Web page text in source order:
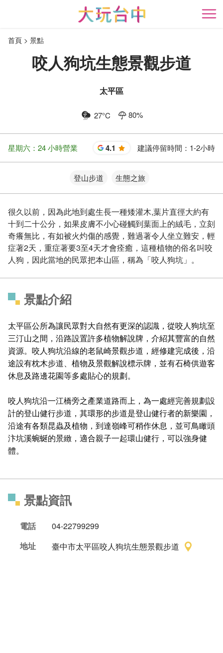
開
首頁 景點
咬人狗坑生態景觀步道
太平區
27°C 80%
星期六：24 小時營業 4.1 星 建議停留時間： 1-2小時
登山步道 生態之旅
很久以前，因為此地到處生長一種矮灌木,葉片直徑大約有
十到二十公分，如果皮膚不小心碰觸到葉面上的絨毛，立刻
奇癢無比，有如被火灼傷的感覺，難過著令人坐立難安，輕
症著2天，重症著要3至4天才會痊癒，這種植物的俗名叫咬
人狗，因此當地的民眾把本山區，稱為「咬人狗坑」。
景點介紹
太平區公所為讓民眾對大自然有更深的認識，從咬人狗坑至
三汀山之間，沿路設置許多植物解說牌，介紹其豐富的自然
資源。咬人狗坑沿線的老鼠崎景觀步道，經修建完成後，沿
途設有枕木步道、植物及景觀解說標示牌，並有石椅供遊客
休息及路邊花園等多處貼心的規劃。
咬人狗坑沿一江橋旁之產業道路而上，為一處經完善規劃設
計的登山健行步道，其環形的步道是登山健行者的新樂園，
沿途有各類昆蟲及植物，到達嶺峰可稍作休息，並可鳥瞰頭
汴坑溪蜿蜒的景緻，適合親子一起環山健行，可以強身健
體。
景點資訊
電話
04-22799299
地址
臺中市太平區咬人狗坑生態景觀步道